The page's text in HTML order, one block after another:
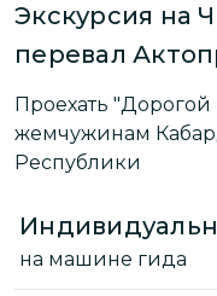
Экскурсия на
перевал
Проехать
жемчужинам
Республики
на машине гида